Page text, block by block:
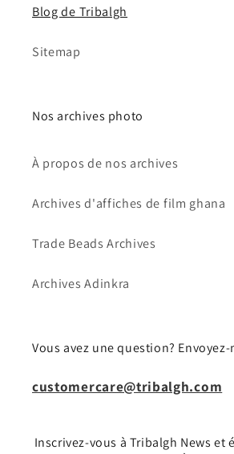
Blog de Tribalgh
Sitemap
Nos archives photo
À propos de nos archives
Archives d'affiches de film ghana
Trade Beads Archives
Archives Adinkra
Vous avez une question?
customercare@tribalgh.com
Inscrivez-vous à Tribalgh News et